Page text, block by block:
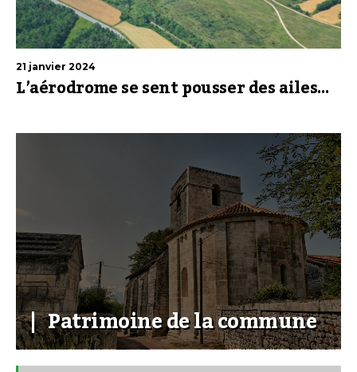
21 janvier 2024
L’aérodrome se sent pousser des ailes…
Patrimoine de la commune